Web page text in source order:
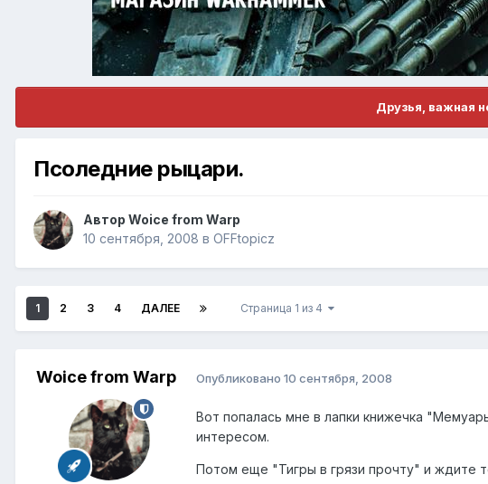
Друзья, важная
Псоледние рыцари.
Автор Woice from Warp
10 сентября, 2008 в OFFtopicz
1 2 3 4 ДАЛЕЕ Страница 1 из 4
Woice from Warp Опубликовано 10 сентября, 2008
Вот попалась мне в лапки книжечка
интересом.
Потом еще "Тигры в грязи прочту" и ждите